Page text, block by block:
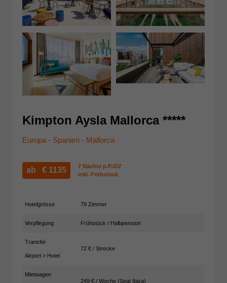
Kimpton Aysla Mallorca *****
Europa - Spanien - Mallorca
ab € 1135
7 Nächte p.P./DZ
inkl. Frühstück
Hotelgrösse 79 Zimmer
Verpflegung Frühstück / Halbpension
Transfer
Airport > Hotel
72 € / Strecke
Mietwagen
249 € / Woche (Seat Ibiza)